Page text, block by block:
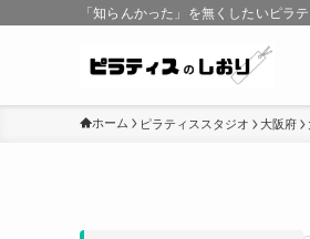
「知らんかった」を無くしたいピラ
ホーム ピラティススタジオ 大阪府